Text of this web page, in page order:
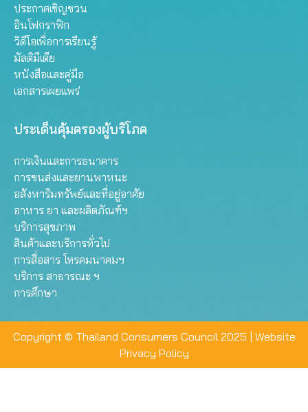
ประกาศเชิญชวน
อินโฟกราฟิก
วิดีโอเพื่อการเรียนรู้
มัลติมีเดีย
หนังสือและคู่มือ
เอกสารเผยแพร่
ประเด็นคุ้มครองผู้บริโภค
การเงินและการธนาคาร
การขนส่งและยานพาหนะ
อสังหาริมทรัพย์และที่อยู่อาศัย
อาหาร ยา และผลิตภัณฑ์ฯ
บริการสุขภาพ
สินค้าและบริการทั่วไป
การสื่อสาร โทรคมนาคมฯ
บริการ สาธารณะ ฯ
การศึกษา
Copyright © Thailand Consumers Council 2025 | Website
Privacy Policy